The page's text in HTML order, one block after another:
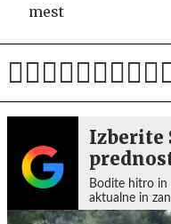
mest
Izberite
Bodite hitro in
aktualne in